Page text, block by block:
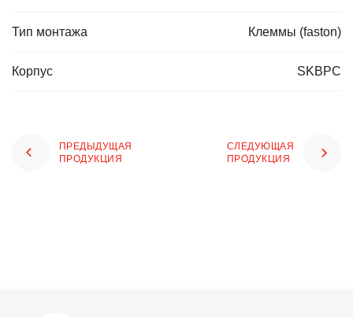
Тип монтажа Клеммы (faston)
Корпус SKBPC
ПРЕДЫДУЩАЯ
ПРОДУКЦИЯ
СЛЕДУЮЩАЯ
ПРОДУКЦИЯ